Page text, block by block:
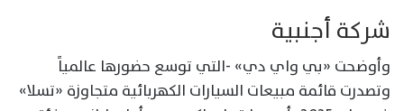
شركة أجنبية
وأوضحت «بي واي دي» -التي توسع حضورها عالمياً
وتصدرت قائمة مبيعات السيارات الكهربائية متجاوزة «تسلا»